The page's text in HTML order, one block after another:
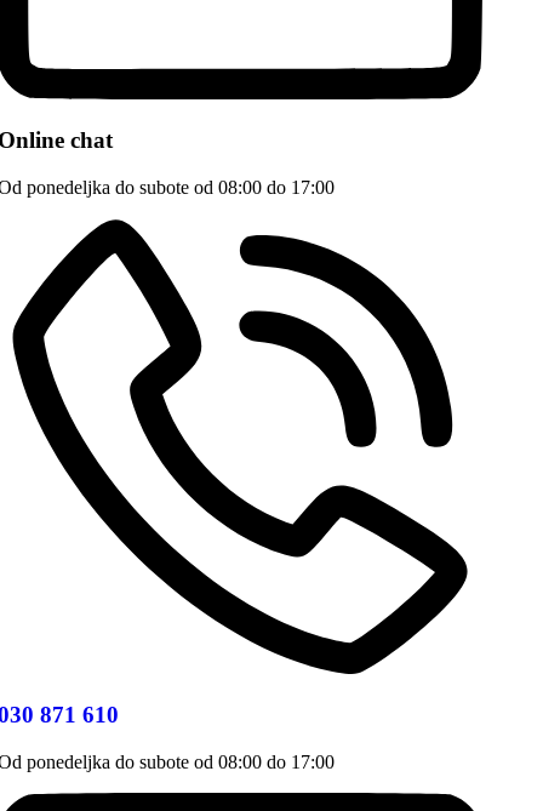
chat
ponedeljka do subote od 08:00 do 17:00
871 610
ponedeljka do subote od 08:00 do 17:00